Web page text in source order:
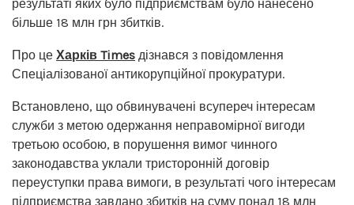
результаті яких було підприємствам було нанесено
більше 18 млн грн збитків.
Про це Харків Times дізнався з повідомлення
Спеціалізованої антикорупційної прокуратури.
Встановлено, що обвинувачені всупереч інтересам
служби з метою одержання неправомірної вигоди
третьою особою, в порушення вимог чинного
законодавства уклали тристоронній договір
переуступки права вимоги, в результаті чого інтересам
підприємства завдано збитків на суму понад 18 млн